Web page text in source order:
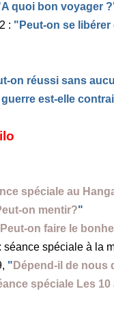
quoi bon voyager
: "Peut-on se
on réussi sans
est-elle
spéciale au
on mentir?"
Peut-on faire le
spéciale à la
" Dépend-il de nous
spéciale Les